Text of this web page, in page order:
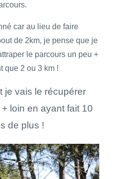
car au lieu de faire
de 2km, je pense que je
le parcours un peu +
que 2 ou 3 km !
je vais le récupérer
loin en ayant fait 10
de plus !